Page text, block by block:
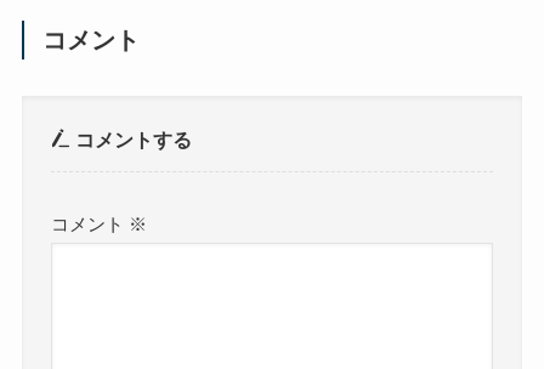
コメント
コメントする
コメント ※